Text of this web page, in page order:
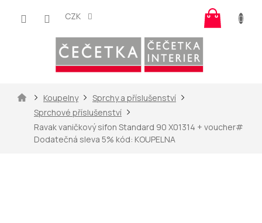
CZK
košík
DomůKoupelny
Sprchy a příslušenství
Sprchové příslušenství
Ravak vaničkový sifon Standard 90 X01314 + voucher#
Dodatečná sleva 5% kód: KOUPELNA